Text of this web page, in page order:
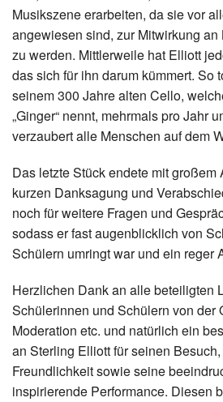
Musikszene erarbeiten, da sie vor
angewiesen sind, zur Mitwirkung
zu werden. Mittlerweile hat Elliott
das sich für ihn darum kümmert. So
seinem 300 Jahre alten Cello,
„Ginger“ nennt, mehrmals pro Jahr
verzaubert alle Menschen auf dem
Das letzte Stück endete mit
kurzen Danksagung und
noch für weitere Fragen und
sodass er fast augenblicklich von
Schülern umringt war und ein reger
Herzlichen Dank an alle beteiligten
Schülerinnen und Schülern von der
Moderation etc. und natürlich ein
an Sterling Elliott für seinen
Freundlichkeit sowie seine
inspirierende Performance. Diesen